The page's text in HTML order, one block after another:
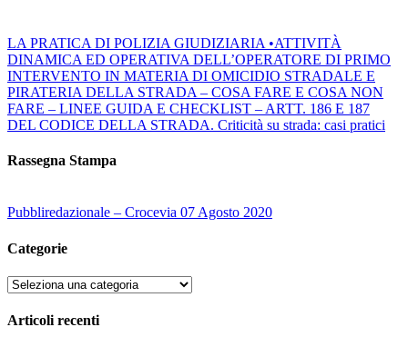
LA PRATICA DI POLIZIA GIUDIZIARIA •ATTIVITÀ
DINAMICA ED OPERATIVA DELL’OPERATORE DI PRIMO
INTERVENTO IN MATERIA DI OMICIDIO STRADALE E
PIRATERIA DELLA STRADA – COSA FARE E COSA NON
FARE – LINEE GUIDA E CHECKLIST – ARTT. 186 E 187
DEL CODICE DELLA STRADA. Criticità su strada: casi pratici
Rassegna Stampa
Pubbliredazionale – Crocevia 07 Agosto 2020
Categorie
Categorie
Articoli recenti